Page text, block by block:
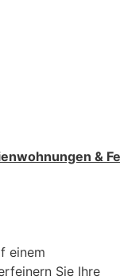
&
einem
Sie Ihre